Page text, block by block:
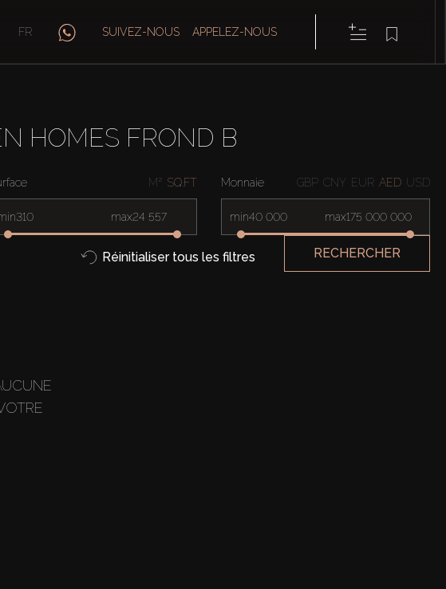
FR SUIVEZ-NOUS APPELEZ-NOUS
HOMES FROND B
M² SQ.FT
max
Monnaie GBP CNY EUR AED USD
min max
Réinitialiser tous les filtres RECHERCHER